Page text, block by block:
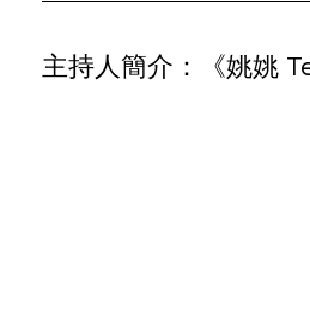
主持人簡介：《姚姚